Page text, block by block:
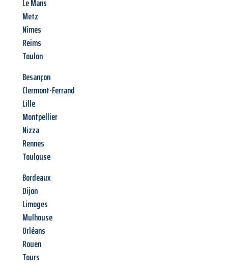
Le Mans
Metz
Nîmes
Reims
Toulon
Besançon
Clermont-Ferrand
Lille
Montpellier
Nizza
Rennes
Toulouse
Bordeaux
Dijon
Limoges
Mulhouse
Orléans
Rouen
Tours